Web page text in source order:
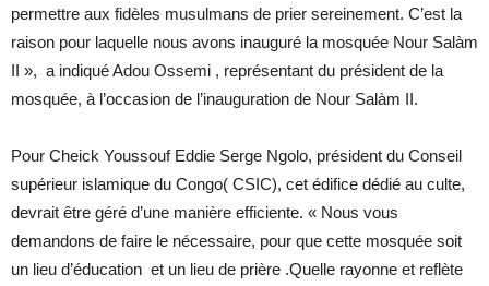
permettre aux fidèles musulmans de prier sereinement. C’est la
raison pour laquelle nous avons inauguré la mosquée Nour Salàm
II », a indiqué Adou Ossemi , représentant du président de la
mosquée, à l’occasion de l’inauguration de Nour Salàm II.
Pour Cheick Youssouf Eddie Serge Ngolo, président du Conseil
supérieur islamique du Congo( CSIC), cet édifice dédié au culte,
devrait être géré d’une manière efficiente. « Nous vous
demandons de faire le nécessaire, pour que cette mosquée soit
un lieu d’éducation et un lieu de prière .Quelle rayonne et reflète